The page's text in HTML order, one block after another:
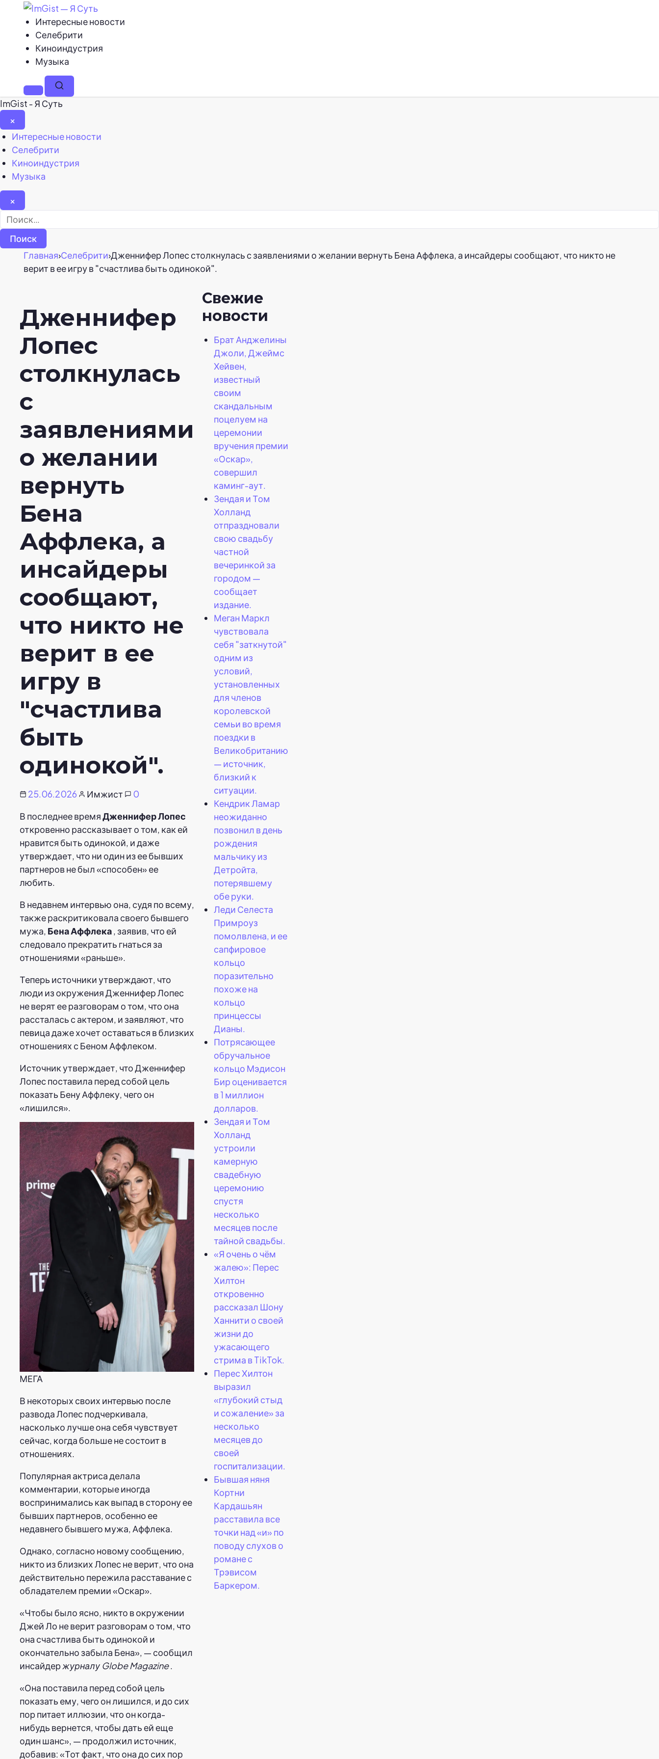
Интересные новости
Селебрити
Киноиндустрия
Музыка
МенюПоиск
ImGist - Я Суть
×
Закрыть
меню
Интересные новости
Селебрити
Киноиндустрия
Музыка
×
Найти:
Главная›Селебрити›Дженнифер Лопес столкнулась с заявлениями о желании вернуть Бена Аффлека, а инсайдеры сообщают, что никто не
верит в ее игру в "счастлива быть одинокой".
Дженнифер
Лопес
столкнулась
с
заявлениями
о желании
вернуть
Бена
Аффлека, а
инсайдеры
сообщают,
что никто не
верит в ее
игру в
"счастлива
быть
одинокой".
25.06.2026 Имжист
0
В последнее времяДженнифер Лопес
откровенно рассказывает о том, как ей
нравится быть одинокой, и даже
утверждает, что ни один из ее бывших
партнеров не был «способен» ее
любить.
В недавнем интервью она, судя по всему,
также раскритиковала своего бывшего
мужа, Бена Аффлека, заявив, что ей
следовало прекратить гнаться за
отношениями «раньше».
Теперь источники утверждают, что
люди из окружения Дженнифер Лопес
не верят ее разговорам о том, что она
рассталась с актером, и заявляют, что
певица даже хочет оставаться в близких
отношениях с Беном Аффлеком.
Источник утверждает, что Дженнифер
Лопес поставила перед собой цель
показать Бену Аффлеку, чего он
«лишился».
МЕГА
В некоторых своих интервью после
развода Лопес подчеркивала,
насколько лучше она себя чувствует
сейчас, когда больше не состоит в
отношениях.
Популярная актриса делала
комментарии, которые иногда
воспринимались как выпад в сторону ее
бывших партнеров, особенно ее
недавнего бывшего мужа, Аффлека.
Однако, согласно новому сообщению,
никто из близких Лопес не верит, что она
действительно пережила расставание с
обладателем премии «Оскар».
«Чтобы было ясно, никто в окружении
Джей Ло не верит разговорам о том, что
она счастлива быть одинокой и
окончательно забыла Бена», — сообщил
инсайдер журналу Globe Magazine.
«Она поставила перед собой цель
показать ему, чего он лишился, и до сих
пор питает иллюзии, что он когда-
нибудь вернется, чтобы дать ей еще
один шанс», — продолжил источник,
добавив: «Тот факт, что она до сих пор
Свежие
новости
Брат Анджелины
Джоли, Джеймс
Хейвен,
известный
своим
скандальным
поцелуем на
церемонии
вручения премии
«Оскар»,
совершил
каминг-аут.
Зендая и Том
Холланд
отпраздновали
свою свадьбу
частной
вечеринкой за
городом —
сообщает
издание.
Меган Маркл
чувствовала
себя "заткнутой"
одним из
условий,
установленных
для членов
королевской
семьи во время
поездки в
Великобританию
— источник,
близкий к
ситуации.
Кендрик Ламар
неожиданно
позвонил в день
рождения
мальчику из
Детройта,
потерявшему
обе руки.
Леди Селеста
Примроуз
помолвлена, и ее
сапфировое
кольцо
поразительно
похоже на
кольцо
принцессы
Дианы.
Потрясающее
обручальное
кольцо Мэдисон
Бир оценивается
в 1 миллион
долларов.
Зендая и Том
Холланд
устроили
камерную
свадебную
церемонию
спустя
несколько
месяцев после
тайной свадьбы.
«Я очень о чём
жалею»: Перес
Хилтон
откровенно
рассказал Шону
Ханнити о своей
жизни до
ужасающего
стрима в TikTok.
Перес Хилтон
выразил
«глубокий стыд
и сожаление» за
несколько
месяцев до
своей
госпитализации.
Бывшая няня
Кортни
Кардашьян
расставила все
точки над «и» по
поводу слухов о
романе с
Трэвисом
Баркером.